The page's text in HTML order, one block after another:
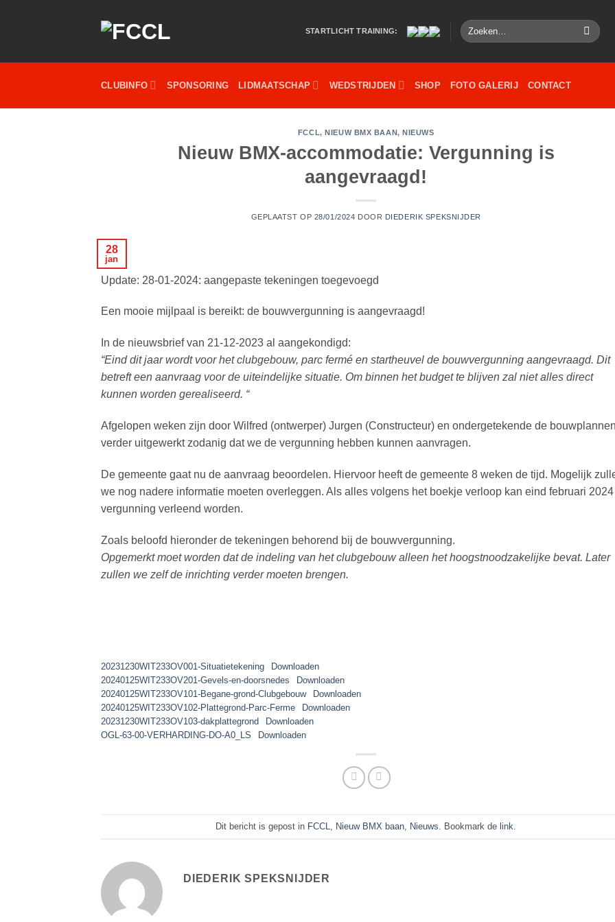
STARTLICHT TRAINING:
Zoeken
naar:
CLUBINFO SPONSORING LIDMAATSCHAP WEDSTRIJDEN SHOP FOTO GALERIJ CONTACT
FCCL,NIEUW BMX BAAN,NIEUWS
Nieuw BMX-accommodatie: Vergunning is
aangevraagd!
GEPLAATST OP 28/01/2024 DOOR DIEDERIK SPEKSNIJDER
28
jan
Update: 28-01-2024: aangepaste tekeningen toegevoegd
Een mooie mijlpaal is bereikt: de bouwvergunning is aangevraagd!
In de nieuwsbrief van 21-12-2023 al aangekondigd:
“Eind dit jaar wordt voor het clubgebouw, parc fermé en startheuvel de bouwvergunning aangevraagd. Dit
betreft een aanvraag voor de uiteindelijke situatie. Om binnen het budget te blijven zal niet alles direct
kunnen worden gerealiseerd. “
Afgelopen weken zijn door Wilfred (ontwerper) Jurgen (Constructeur) en ondergetekende de bouwplannen
verder uitgewerkt zodanig dat we de vergunning hebben kunnen aanvragen.
De gemeente gaat nu de aanvraag beoordelen. Hiervoor heeft de gemeente 8 weken de tijd. Mogelijk
we nog nadere informatie moeten overleggen. Als alles volgens het boekje verloop kan eind februari
vergunning verleend worden.
Zoals beloofd hieronder de tekeningen behorend bij de bouwvergunning.
Opgemerkt moet worden dat de indeling van het clubgebouw alleen het hoogstnoodzakelijke bevat. Later
zullen we zelf de inrichting verder moeten brengen.
20231230WIT233OV001-Situatietekening
Downloaden
20240125WIT233OV201-Gevels-en-doorsnedes
Downloaden
20240125WIT233OV101-Begane-grond-Clubgebouw
Downloaden
20240125WIT233OV102-Plattegrond-Parc-Ferme
Downloaden
20231230WIT233OV103-dakplattegrond
Downloaden
OGL-63-00-VERHARDING-DO-A0_LS
Downloaden
Dit bericht is gepost in FCCL Nieuw BMX baan Nieuws . Bookmark delink
DIEDERIK SPEKSNIJDER